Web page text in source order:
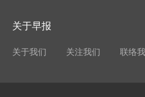
关于早报
关于我们 关注我们 联络